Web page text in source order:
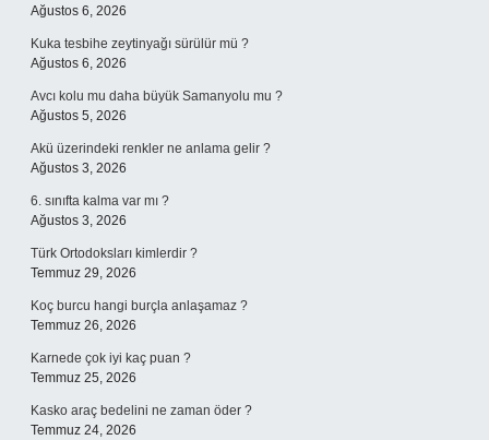
Ağustos 6, 2026
Kuka tesbihe zeytinyağı sürülür mü ?
Ağustos 6, 2026
Avcı kolu mu daha büyük Samanyolu mu ?
Ağustos 5, 2026
Akü üzerindeki renkler ne anlama gelir ?
Ağustos 3, 2026
6. sınıfta kalma var mı ?
Ağustos 3, 2026
Türk Ortodoksları kimlerdir ?
Temmuz 29, 2026
Koç burcu hangi burçla anlaşamaz ?
Temmuz 26, 2026
Karnede çok iyi kaç puan ?
Temmuz 25, 2026
Kasko araç bedelini ne zaman öder ?
Temmuz 24, 2026